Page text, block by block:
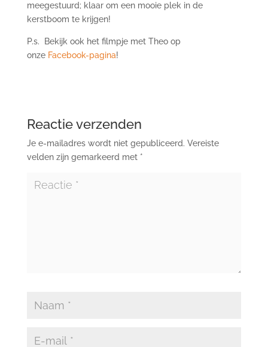
meegestuurd; klaar om een mooie plek in de
kerstboom te krijgen!
P.s. Bekijk ook het filmpje met Theo op
onze Facebook-pagina!
Reactie verzenden
Je e-mailadres wordt niet gepubliceerd. Vereiste
velden zijn gemarkeerd met *